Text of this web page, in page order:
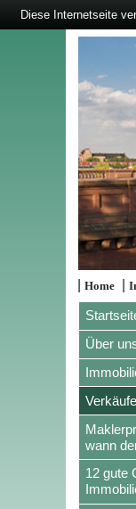
|Home |
Über
wann
12 gute
Diese Internetseite